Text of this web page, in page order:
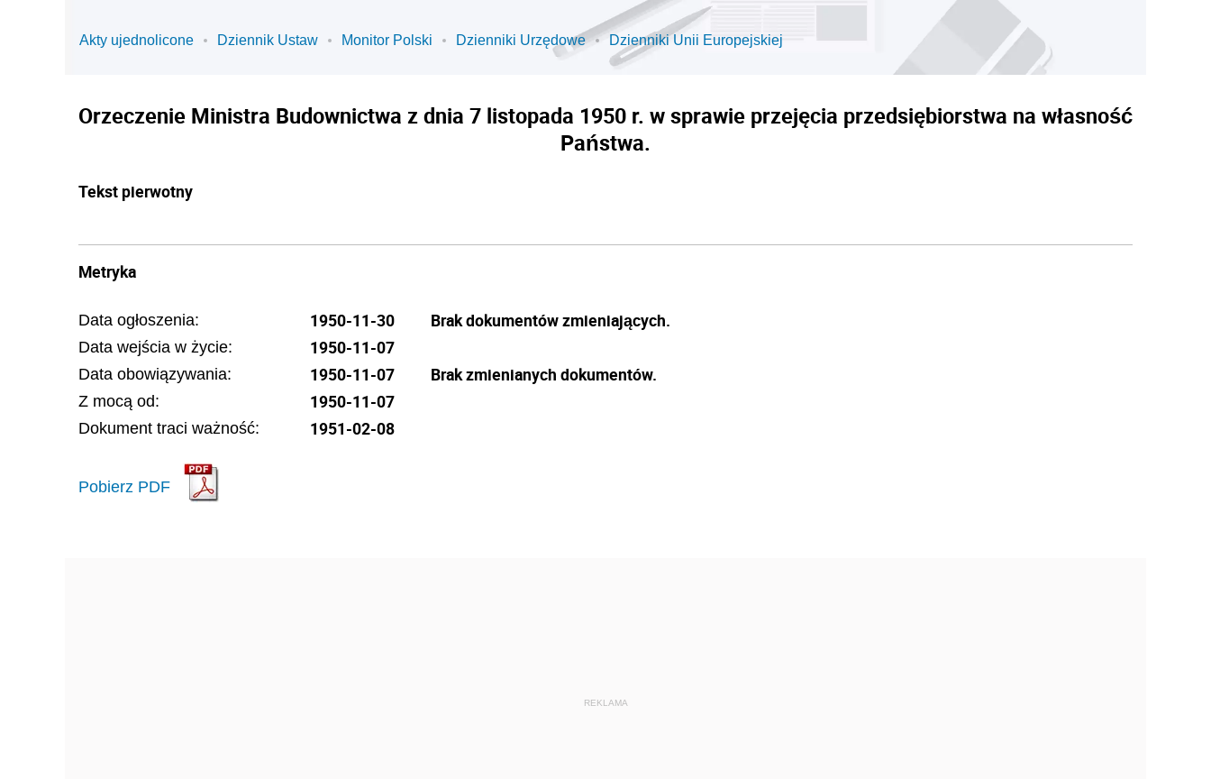
Akty ujednolicone Dziennik Ustaw Monitor Polski Dzienniki Urzędowe Dzienniki Unii Europejskiej
Orzeczenie Ministra Budownictwa z dnia 7 listopada 1950 r. w sprawie przejęcia przedsiębiorstwa na własność
Państwa.
Tekst pierwotny
Metryka
Data ogłoszenia: 1950-11-30
Data wejścia w życie: 1950-11-07
Data obowiązywania: 1950-11-07
Z mocą od: 1950-11-07
Dokument traci ważność: 1951-02-08
Pobierz PDF
Brak dokumentów zmieniających.
Brak zmienianych dokumentów.